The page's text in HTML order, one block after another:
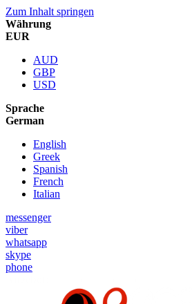
Zum Inhalt springen
Währung
EUR
AUD
GBP
USD
Sprache
German
English
Greek
Spanish
French
Italian
messenger
viber
whatsapp
skype
phone